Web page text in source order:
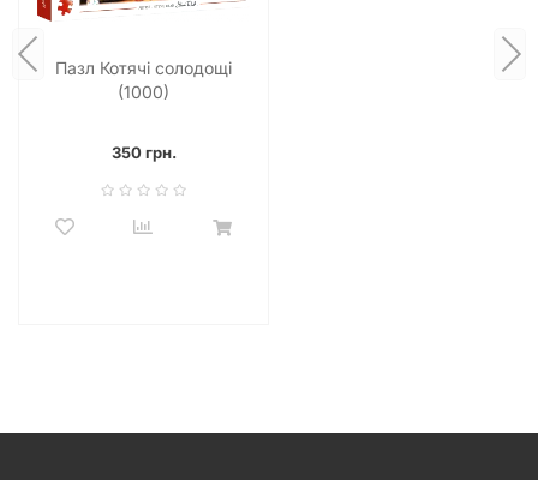
Пазл Котячі солодощі
(1000)
350 грн.